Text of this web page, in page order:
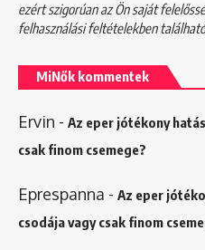
ezért szigorúan az Ön saját
felhasználási feltételekben
MiNők kommentek
Ervin - Az eper jótékony
csak finom csemege?
Eprespanna - Az eper
csodája vagy csak finom